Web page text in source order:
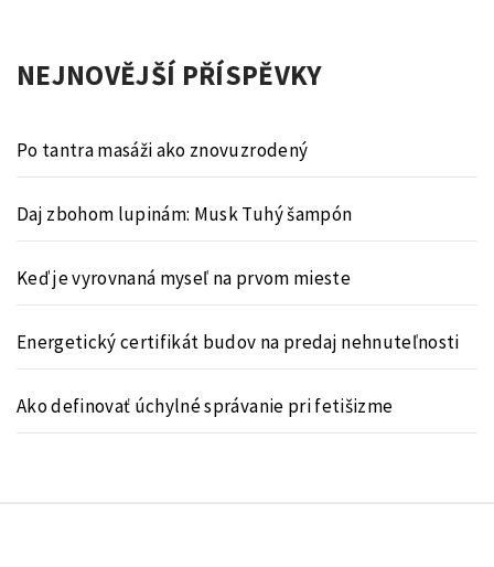
NEJNOVĚJŠÍ PŘÍSPĚVKY
Po tantra masáži ako znovuzrodený
Daj zbohom lupinám: Musk Tuhý šampón
Keď je vyrovnaná myseľ na prvom mieste
Energetický certifikát budov na predaj nehnuteľnosti
Ako definovať úchylné správanie pri fetišizme